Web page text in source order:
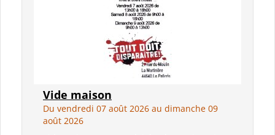
Vide maison
Du vendredi 07 août 2026 au dimanche 09
août 2026